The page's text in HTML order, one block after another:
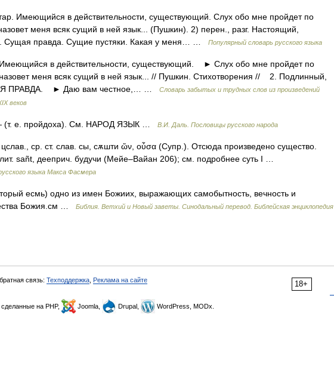
Имеющийся в действительности, существующий. Слух обо мне пройдет по
меня всяк сущий в ней язык... (Пушкин). 2) перен., разг. Настоящий,
Сущая правда. Сущие пустяки. Какая у меня… …
Популярный словарь русского языка
в действительности, существующий. ► Слух обо мне пройдет по
меня всяк сущий в ней язык... // Пушкин. Стихотворения // 2. Подлинный,
ПРАВДА. ► Даю вам честное,… …
Словарь забытых и трудных слов из произведений
веков
е. пройдоха). См. НАРОД ЯЗЫК … В.И. Даль. Пословицы русского народа
ср. ст. слав. сы, сѫшти ὤν, οὖσα (Супр.). Отсюда произведено существо.
sañt, дееприч. будучи (Мейе–Вайан 206); см. подробнее суть I …
языка Макса Фасмера
есмь) одно из имен Божиих, выражающих самобытность, вечность и
Божия.см …
Библия. Ветхий и Новый заветы. Синодальный перевод. Библейская энциклопедия
18+
связь: Техподдержка Реклама на сайте
, сделанные на PHP, Joomla, Drupal, WordPress, MODx.